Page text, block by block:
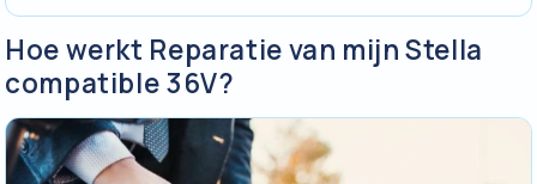
Hoe werkt Reparatie van mijn Stella
compatible 36V?